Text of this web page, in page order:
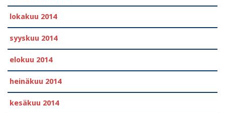
lokakuu 2014
syyskuu 2014
elokuu 2014
heinäkuu 2014
kesäkuu 2014